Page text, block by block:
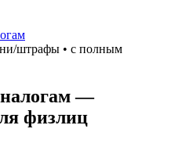
штрафы • с полным
налогам —
физлиц